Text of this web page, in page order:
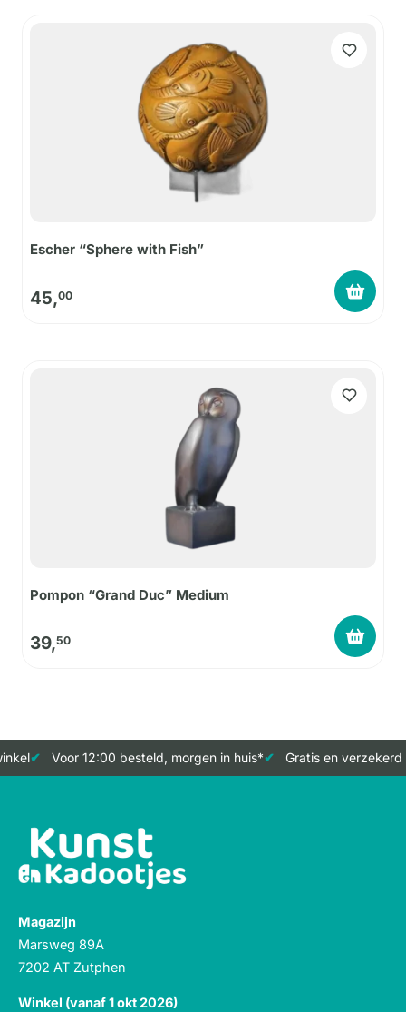
Escher “Sphere with Fish”
45,00
Pompon “Grand Duc” Medium
39,50
Voor 12:00 besteld, morgen in huis* Gratis en verzekerd
Magazijn
Marsweg 89A
7202 AT Zutphen
Winkel (vanaf 1 okt 2026)